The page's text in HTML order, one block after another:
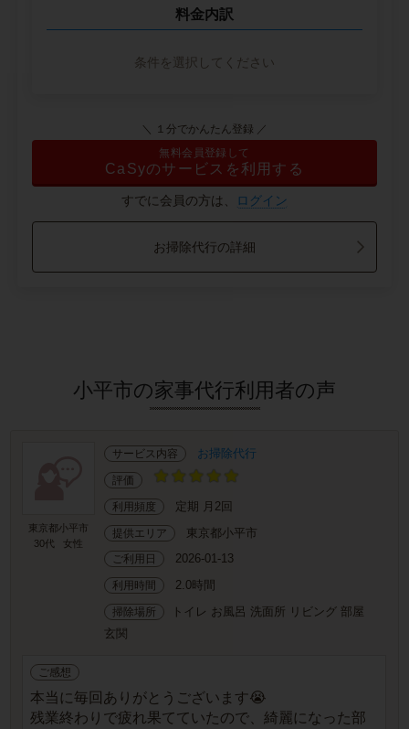
料金内訳
条件を選択してください
＼ １分でかんたん登録 ／
無料会員登録して
CaSyのサービスを利用する
すでに会員の方は、 ログイン
お掃除代行の詳細
小平市の家事代行利用者の声
東京都小平市
30代
女性
サービス内容 お掃除代行
評価
利用頻度 定期 月2回
提供エリア 東京都小平市
ご利用日 2026-01-13
利用時間 2.0時間
掃除場所
トイレ お風呂 洗面所 リビング 部屋
玄関
ご感想
本当に毎回ありがとうございます😭
残業終わりで疲れ果てていたので、綺麗になった部